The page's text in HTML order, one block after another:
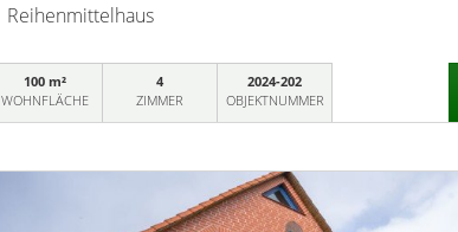
Reihenmittelhaus
100 m²
WOHNFLÄCHE
4
ZIMMER
2024-202
OBJEKTNUMMER